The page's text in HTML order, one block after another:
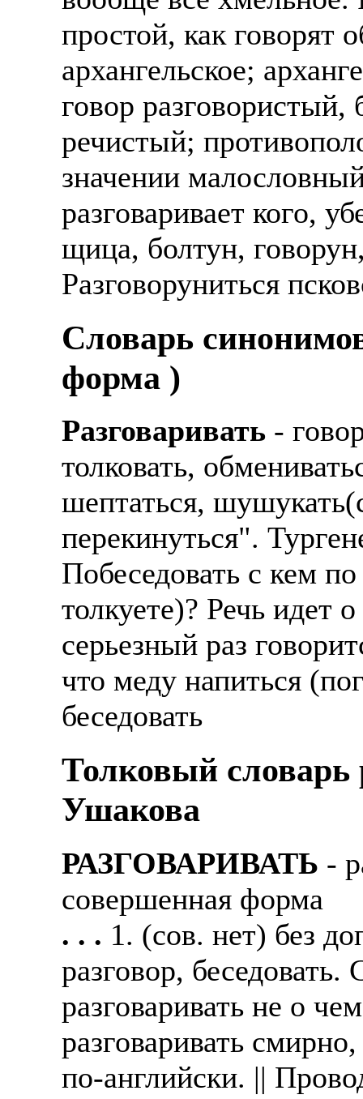
простой, как говорят
архангельское;
говор
речистый;
значении
разговаривает кого,
щица, болтун,
Разговоруниться
Cловарь
форма )
Разговаривать -
толковать,
шептаться,
перекинуться".
Побеседовать с кем
толкуете)? Речь идет
серьезный раз
что меду напиться
беседовать
Толковый словарь
Ушакова
РАЗГОВАРИВАТЬ -
совершенная форма
. . . 1. (сов. нет) без
разговор,
разговаривать не о
разговаривать
по-английски. ||